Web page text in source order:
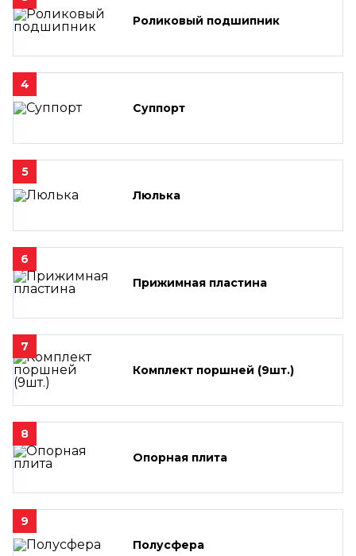
Роликовый подшипник
4
Суппорт
5
Люлька
6
Прижимная пластина
7
Комплект поршней (9шт.)
8
Опорная плита
9
Полусфера